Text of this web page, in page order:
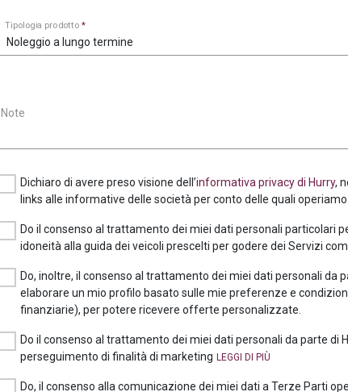
Tipologia prodotto*
Noleggio a lungo termine
Note
Dichiaro di avere preso visione dell’informativa privacy di Hurry,
links alle informative delle società per conto delle quali operiamo
Do il consenso al trattamento dei miei dati personali particolari
idoneità alla guida dei veicoli prescelti per godere dei Servizi
Do, inoltre, il consenso al trattamento dei miei dati personali da
elaborare un mio profilo basato sulle mie preferenze e
finanziarie), per potere ricevere offerte personalizzate.
Do il consenso al trattamento dei miei dati personali da parte di
perseguimento di finalità di marketing
Do, il consenso alla comunicazione dei miei dati a Terze Parti